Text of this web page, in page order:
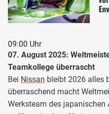
09:00 Uhr
07. August 2025:
Teamkollege überrascht
Bei Nissan bleibt 2026 alles
überraschend macht
Werksteam des japanischen